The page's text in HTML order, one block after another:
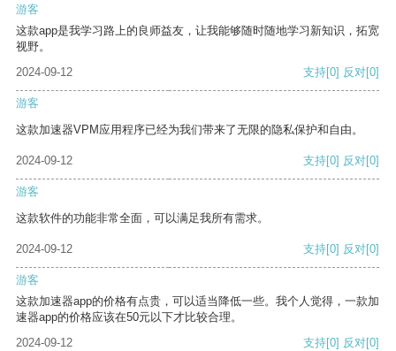
游客
这款app是我学习路上的良师益友，让我能够随时随地学习新知识，拓宽
视野。
2024-09-12
支持[0] 反对[0]
游客
这款加速器VPM应用程序已经为我们带来了无限的隐私保护和自由。
2024-09-12 支持[0] 反对[0]
游客
这款软件的功能非常全面，可以满足我所有需求。
2024-09-12 支持[0] 反对[0]
游客
这款加速器app的价格有点贵，可以适当降低一些。我个人觉得，一款加
速器app的价格应该在50元以下才比较合理。
2024-09-12
支持[0] 反对[0]